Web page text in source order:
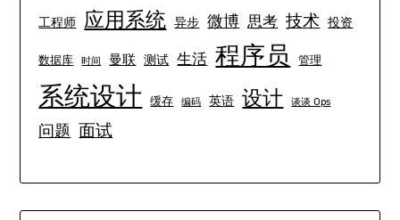
工程师 应用系统 异步 微博 思考 技术 投资
数据库 时间 曼联 测试 生活 程序员 管理
系统设计 缓存 编码 英语 设计 谈谈 Ops
问题 面试